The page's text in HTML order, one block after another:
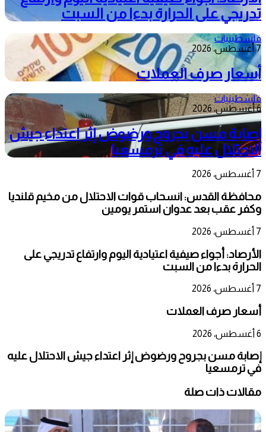
تدريجي على الحرارة بدءا من السبت
فلسطينيات
7 أغسطس، 2026
أسعار صرف العملات
فلسطينيات
6 أغسطس، 2026
إصابة مسن بجروح ورضوض إثر اعتداء جيش
الاحتلال عليه في ترمسعيا
7 أغسطس، 2026
محافظة القدس: انسحاب قوات الاحتلال من مخيم قلنديا
وكفر عقب بعد عدوان استمر يومين
7 أغسطس، 2026
الأرصاد: أجواء صيفية اعتيادية اليوم وارتفاع تدريجي على
الحرارة بدءا من السبت
7 أغسطس، 2026
أسعار صرف العملات
6 أغسطس، 2026
إصابة مسن بجروح ورضوض إثر اعتداء جيش الاحتلال عليه
في ترمسعيا
مقالات ذات صلة